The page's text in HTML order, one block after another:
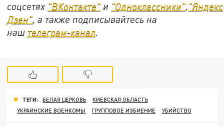
соцсетях "ВКонтакте" и "Одноклассники", "Яндекс
Дзен", а также подписывайтесь на
наш телеграм-канал.
ТЕГИ: БЕЛАЯ ЦЕРКОВЬ
КИЕВСКАЯ ОБЛАСТЬ
УКРАИНСКИЕ ВОЕНКОМЫ
ГРУППОВОЕ ИЗБИЕНИЕ УБИЙСТВО